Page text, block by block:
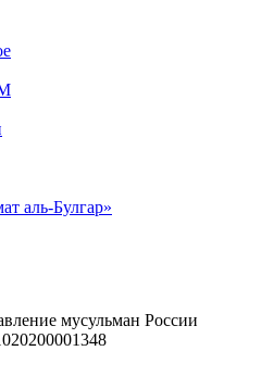
аль-Булгар»
мусульман России